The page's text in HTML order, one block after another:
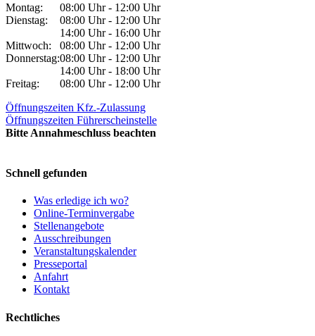
Montag:
08:00 Uhr - 12:00 Uhr
Dienstag:
08:00 Uhr - 12:00 Uhr
14:00 Uhr - 16:00 Uhr
Mittwoch:
08:00 Uhr - 12:00 Uhr
Donnerstag:08:00 Uhr - 12:00 Uhr
14:00 Uhr - 18:00 Uhr
Freitag:
08:00 Uhr - 12:00 Uhr
Öffnungszeiten Kfz.-Zulassung
Öffnungszeiten Führerscheinstelle
Bitte Annahmeschluss beachten
Schnell gefunden
Was erledige ich wo?
Online-Terminvergabe
Stellenangebote
Ausschreibungen
Veranstaltungskalender
Presseportal
Anfahrt
Kontakt
Rechtliches